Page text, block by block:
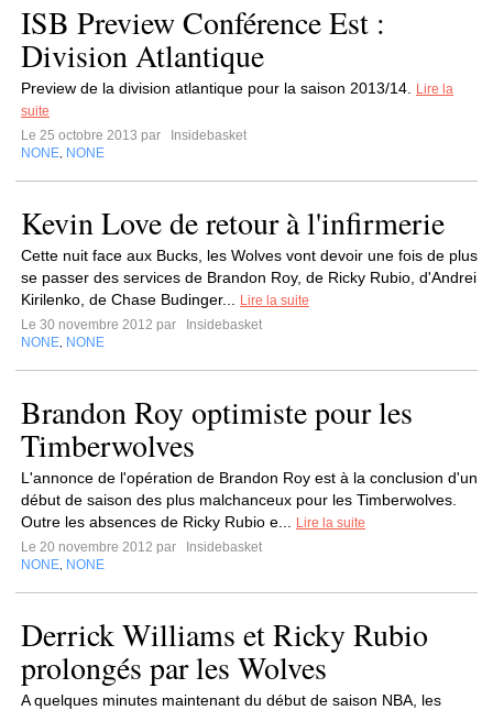
ISB Preview Conférence Est :
Division Atlantique
Preview de la division atlantique pour la saison 2013/14.
Lire la
suite
Le 25 octobre 2013 par
Insidebasket
NONE NONE
Kevin Love de retour à l'infirmerie
Cette nuit face aux Bucks, les Wolves vont devoir une fois de plus
se passer des services de Brandon Roy, de Ricky Rubio, d'Andrei
Kirilenko, de Chase Budinger...
Lire la suite
Le 30 novembre 2012 par
Insidebasket
NONE NONE
Brandon Roy optimiste pour les
Timberwolves
L'annonce de l'opération de Brandon Roy est à la conclusion d'un
début de saison des plus malchanceux pour les Timberwolves.
Outre les absences de Ricky Rubio e...
Lire la suite
Le 20 novembre 2012 par
Insidebasket
NONE NONE
Derrick Williams et Ricky Rubio
prolongés par les Wolves
A quelques minutes maintenant du début de saison NBA, les